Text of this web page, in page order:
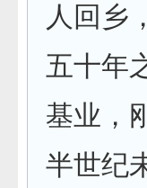
人回乡
五十年
基业，
半世纪